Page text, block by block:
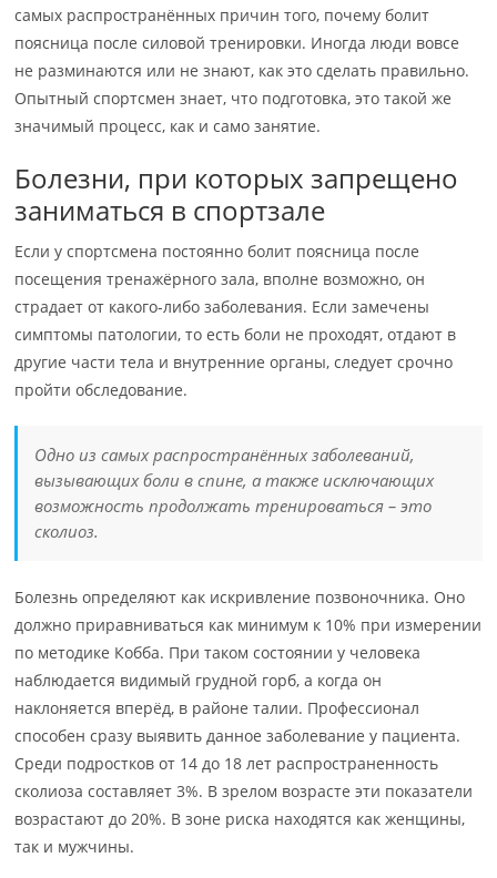
самых распространённых причин того, почему болит
поясница после силовой тренировки. Иногда люди вовсе
не разминаются или не знают, как это сделать правильно.
Опытный спортсмен знает, что подготовка, это такой же
значимый процесс, как и само занятие.
Болезни, при которых запрещено
заниматься в спортзале
Если у спортсмена постоянно болит поясница после
посещения тренажёрного зала, вполне возможно, он
страдает от какого-либо заболевания. Если замечены
симптомы патологии, то есть боли не проходят, отдают в
другие части тела и внутренние органы, следует срочно
пройти обследование.
Одно из самых распространённых заболеваний,
вызывающих боли в спине, а также исключающих
возможность продолжать тренироваться – это
сколиоз.
Болезнь определяют как искривление позвоночника. Оно
должно приравниваться как минимум к 10% при измерении
по методике Кобба. При таком состоянии у человека
наблюдается видимый грудной горб, а когда он
наклоняется вперёд, в районе талии. Профессионал
способен сразу выявить данное заболевание у пациента.
Среди подростков от 14 до 18 лет распространенность
сколиоза составляет 3%. В зрелом возрасте эти показатели
возрастают до 20%. В зоне риска находятся как женщины,
так и мужчины.